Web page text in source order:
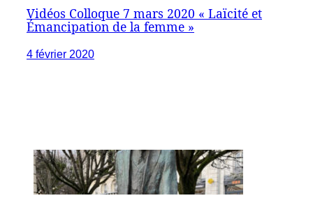
Vidéos Colloque 7 mars 2020 « Laïcité et
Émancipation de la femme »
4 février 2020